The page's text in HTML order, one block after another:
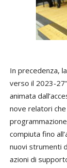
In precedenza,
verso il 2023-
animata
nove relatori
compiuta fino
nuovi strumenti
azioni di